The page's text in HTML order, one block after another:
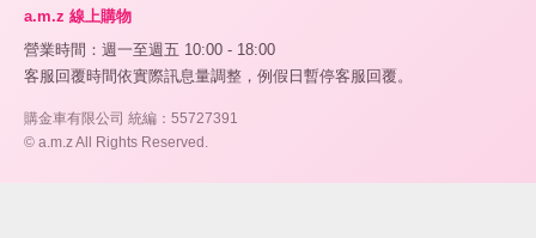
a.m.z 線上購物
營業時間：週一至週五 10:00 - 18:00
客服回覆時間依實際訊息量調整，例假日暫停客服回覆。
購金車有限公司 統編：55727391
© a.m.z All Rights Reserved.